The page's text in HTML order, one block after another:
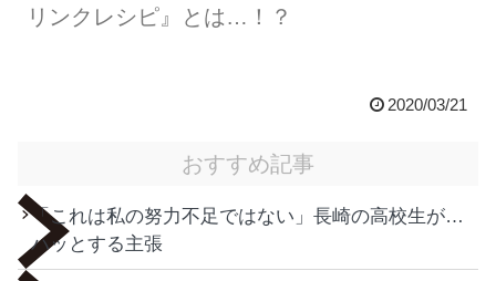
リンクレシピ』とは…！？
2020/03/21
おすすめ記事
「これは私の努力不足ではない」長崎の高校生が…
ハッとする主張